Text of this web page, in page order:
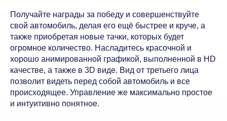
Получайте награды за победу и совершенствуйте
свой автомобиль, делая его ещё быстрее и круче, а
также приобретая новые тачки, которых будет
огромное количество. Насладитесь красочной и
хорошо анимированной графикой, выполненной в HD
качестве, а также в 3D виде. Вид от третьего лица
позволит видеть перед собой автомобиль и все
происходящее. Управление же максимально простое
и интуитивно понятное.